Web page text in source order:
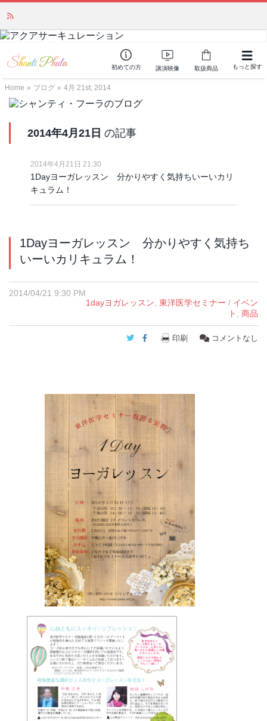
初めての方 講演映像 取扱商品 もっと探す
Home » ブログ » 4月 21st, 2014
2014年4月21日 の記事
2014年4月21日 21:30
1Dayヨーガレッスン 分かりやすく気持ちいーいカリ
キュラム！
1Dayヨーガレッスン 分かりやすく気持ち
いーいカリキュラム！
2014/04/21 9:30 PM
1dayヨガレッスン 東洋医学セミナー / イベン
ト
商品
Twitter
Facebook
印刷 コメントなし